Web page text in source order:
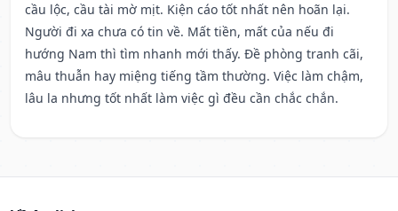
cầu lộc, cầu tài mờ mịt. Kiện cáo tốt nhất nên hoãn lại.
Người đi xa chưa có tin về. Mất tiền, mất của nếu đi
hướng Nam thì tìm nhanh mới thấy. Đề phòng tranh cãi,
mâu thuẫn hay miệng tiếng tầm thường. Việc làm chậm,
lâu la nhưng tốt nhất làm việc gì đều cần chắc chắn.